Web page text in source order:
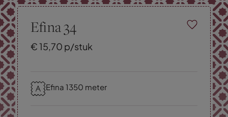
Efina 34
€15,70 p/stuk
Efina 1350 meter